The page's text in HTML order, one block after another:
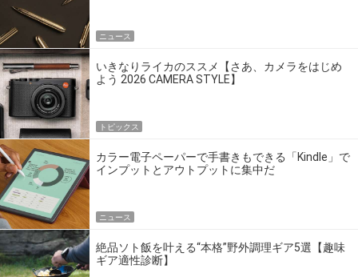
ニュース
いきなりライカのススメ【さあ、カメラをはじめ
よう 2026 CAMERA STYLE】
トピックス
カラー電子ペーパーで手書きもできる「Kindle」で
インプットとアウトプットに集中だ
ニュース
絶品ソト飯を叶える“本格”野外調理ギア5選【趣味
ギア適性診断】